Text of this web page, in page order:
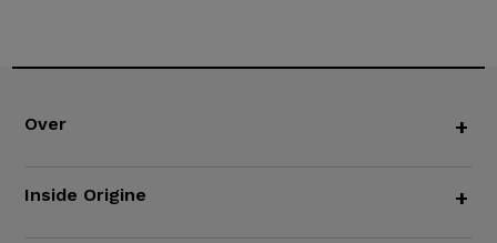
Over +
Inside Origine +